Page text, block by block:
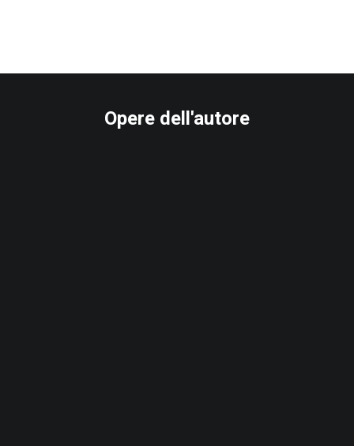
Opere dell'autore